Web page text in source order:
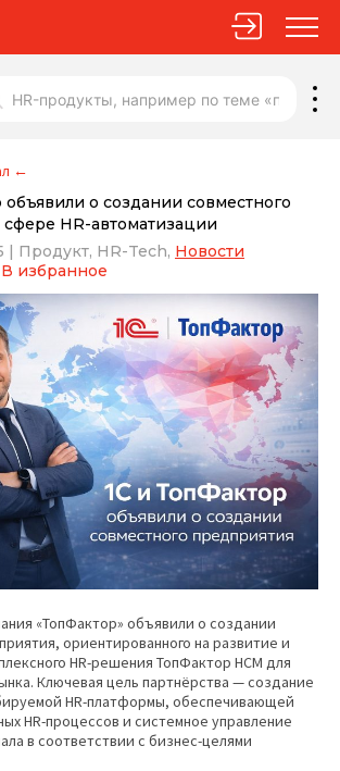
←
о создании совместного
HR-автоматизации
| Продукт, HR-Tech, Новости
В избранное
«ТопФактор» объявили о создании
ориентированного на развитие и
HR-решения ТопФактор HCM для
Ключевая цель партнёрства — создание
HR-платформы, обеспечивающей
HR-процессов и системное управление
в соответствии с бизнес-целями